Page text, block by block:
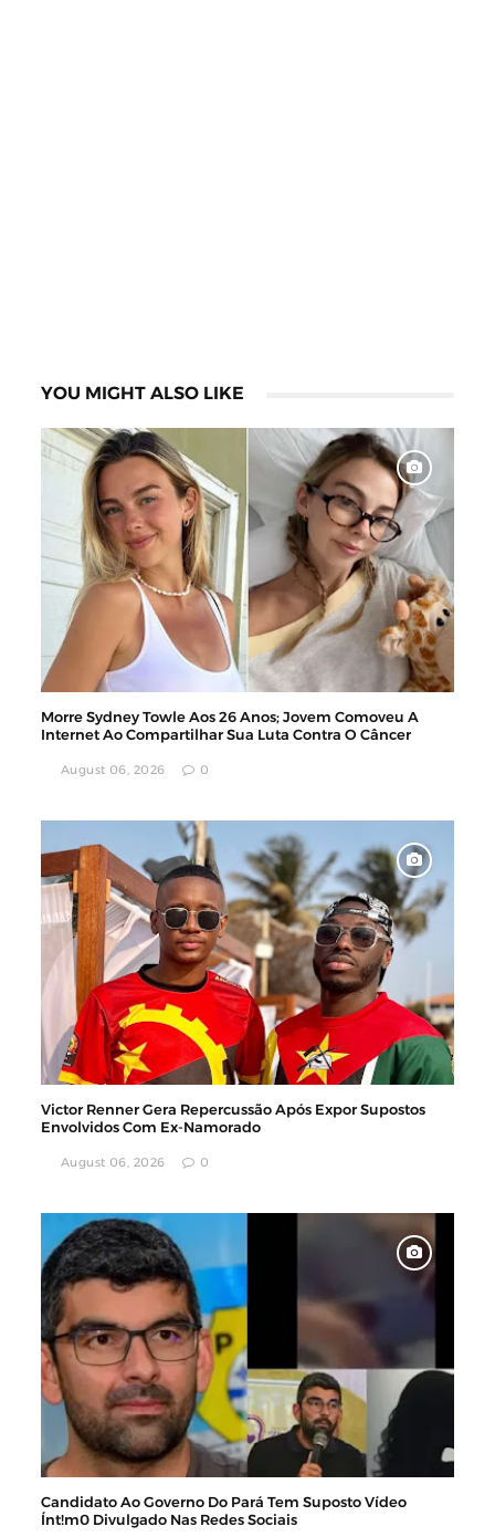
YOU MIGHT ALSO LIKE
Morre Sydney Towle Aos 26 Anos; Jovem Comoveu A
Internet Ao Compartilhar Sua Luta Contra O Câncer
August 06, 2026 0
Victor Renner Gera Repercussão Após Expor Supostos
Envolvidos Com Ex-Namorado
August 06, 2026 0
Candidato Ao Governo Do Pará Tem Suposto Vídeo
Ínt!m0 Divulgado Nas Redes Sociais